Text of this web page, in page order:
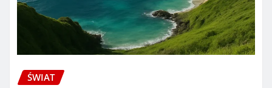
ŚWIAT